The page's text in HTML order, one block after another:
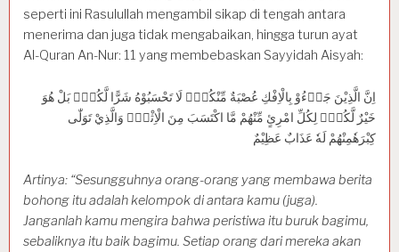
seperti ini Rasulullah mengambil sikap di tengah antara
menerima dan juga tidak mengabaikan, hingga turun ayat
Al-Quran An-Nur: 11 yang membebaskan Sayyidah Aisyah:
اِنَّ الَّذِيْنَ جَاۤءُوْ بِالْاِفْكِ عُصْبَةٌ مِّنْكُمْۗ لَا تَحْسَبُوْهُ شَرًّا لَّكُمْۗ بَلْ هُوَ
خَيْرٌ لَّكُمْۗ لِكُلِّ امْرِئٍ مِّنْهُمْ مَّا اكْتَسَبَ مِنَ الْاِثْمِۚ وَالَّذِيْ تَوَلّٰى
كِبْرَهٗمِنْهُمْ لَهٗ عَذَابٌ عَظِيْمٌ
Artinya: “Sesungguhnya orang-orang yang membawa berita
bohong itu adalah kelompok di antara kamu (juga).
Janganlah kamu mengira bahwa peristiwa itu buruk bagimu,
sebaliknya itu baik bagimu. Setiap orang dari mereka akan